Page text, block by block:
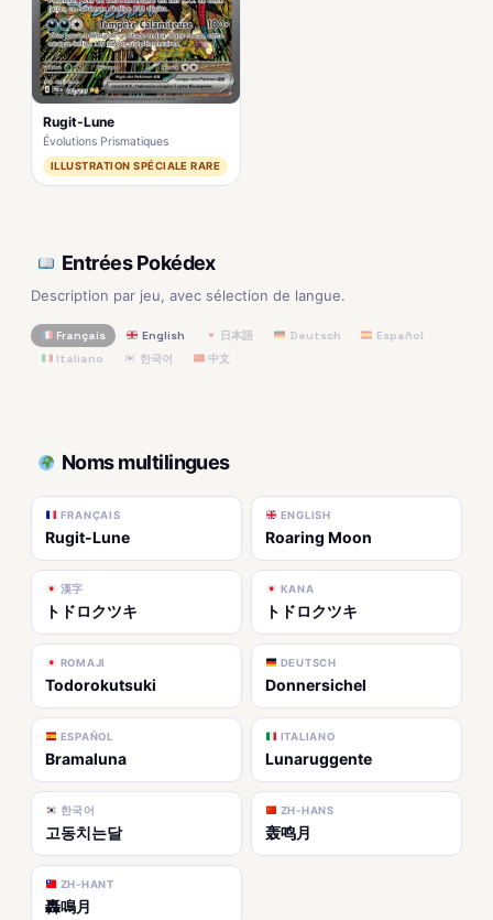
Rugit-Lune
Évolutions Prismatiques
ILLUSTRATION SPÉCIALE RARE
Entrées Pokédex
Description par jeu, avec sélection de langue.
Français English 日本語 Deutsch
Español
Italiano
한국어 中文
Noms multilingues
FRANÇAIS
Rugit-Lune
ENGLISH
Roaring Moon
漢字
トドロクツキ
KANA
トドロクツキ
ROMAJI
Todorokutsuki
DEUTSCH
Donnersichel
ESPAÑOL
Bramaluna
ITALIANO
Lunaruggente
한국어
고동치는달
ZH-HANS
轰鸣月
ZH-HANT
轟鳴月